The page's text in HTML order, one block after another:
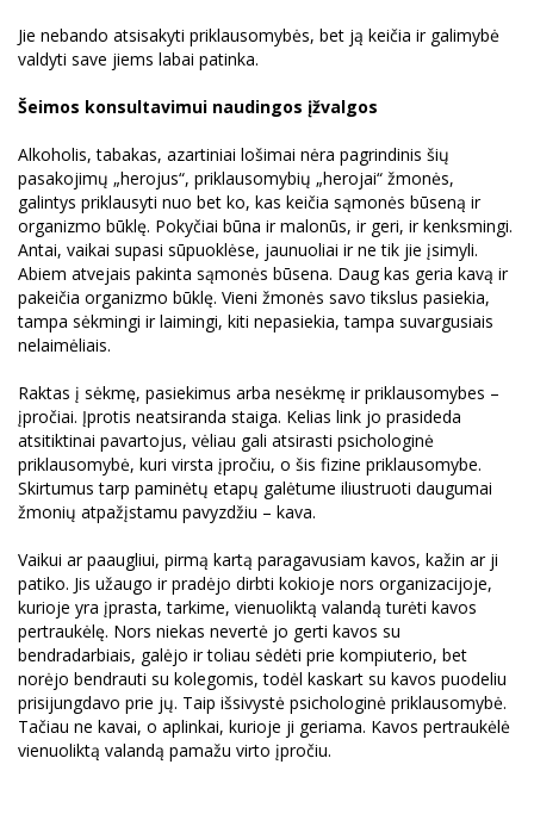
Jie nebando atsisakyti priklausomybės, bet ją keičia ir galimybė
valdyti save jiems labai patinka.
Šeimos konsultavimui naudingos įžvalgos
Alkoholis, tabakas, azartiniai lošimai nėra pagrindinis šių
pasakojimų „herojus“, priklausomybių „herojai“ žmonės,
galintys priklausyti nuo bet ko, kas keičia sąmonės būseną ir
organizmo būklę. Pokyčiai būna ir malonūs, ir geri, ir kenksmingi.
Antai, vaikai supasi sūpuoklėse, jaunuoliai ir ne tik jie įsimyli.
Abiem atvejais pakinta sąmonės būsena. Daug kas geria kavą ir
pakeičia organizmo būklę. Vieni žmonės savo tikslus pasiekia,
tampa sėkmingi ir laimingi, kiti nepasiekia, tampa suvargusiais
nelaimėliais.
Raktas į sėkmę, pasiekimus arba nesėkmę ir priklausomybes –
įpročiai. Įprotis neatsiranda staiga. Kelias link jo prasideda
atsitiktinai pavartojus, vėliau gali atsirasti psichologinė
priklausomybė, kuri virsta įpročiu, o šis fizine priklausomybe.
Skirtumus tarp paminėtų etapų galėtume iliustruoti daugumai
žmonių atpažįstamu pavyzdžiu – kava.
Vaikui ar paaugliui, pirmą kartą paragavusiam kavos, kažin ar ji
patiko. Jis užaugo ir pradėjo dirbti kokioje nors organizacijoje,
kurioje yra įprasta, tarkime, vienuoliktą valandą turėti kavos
pertraukėlę. Nors niekas nevertė jo gerti kavos su
bendradarbiais, galėjo ir toliau sėdėti prie kompiuterio, bet
norėjo bendrauti su kolegomis, todėl kaskart su kavos puodeliu
prisijungdavo prie jų. Taip išsivystė psichologinė priklausomybė.
Tačiau ne kavai, o aplinkai, kurioje ji geriama. Kavos pertraukėlė
vienuoliktą valandą pamažu virto įpročiu.